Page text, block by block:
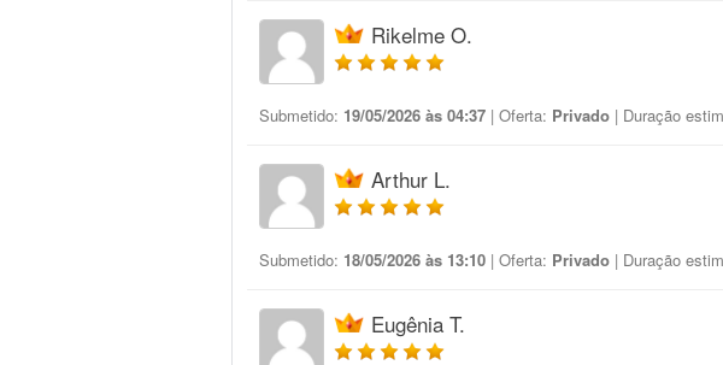
Rikelme O.
Submetido: 19/05/2026 às 04:37 | Oferta: Privado | Duração
Arthur L.
Submetido: 18/05/2026 às 13:10 | Oferta: Privado | Duração
Eugênia T.